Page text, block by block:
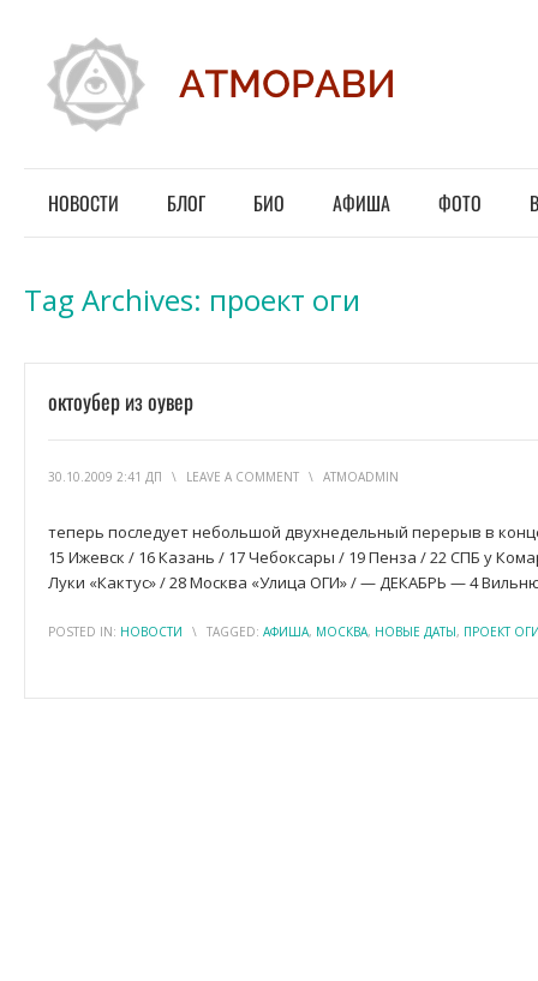
НОВОСТИ БЛОГ БИО АФИША ФОТО
Tag Archives: проект оги
октоубер из оувер
30.10.2009 2:41 ДП \ LEAVE A COMMENT \ ATMOADMIN
теперь последует небольшой двухнедельный перерыв в
15 Ижевск / 16 Казань / 17 Чебоксары / 19 Пенза / 22 СПБ у
Луки «Кактус» / 28 Москва «Улица ОГИ» / — ДЕКАБРЬ — 4
POSTED IN: НОВОСТИ \ TAGGED: АФИША, МОСКВА, НОВЫЕ ДАТЫ, ПРОЕКТ